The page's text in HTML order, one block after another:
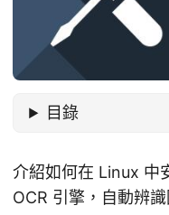
目錄
介紹如何在 Linux 中
OCR 引擎，自動辨